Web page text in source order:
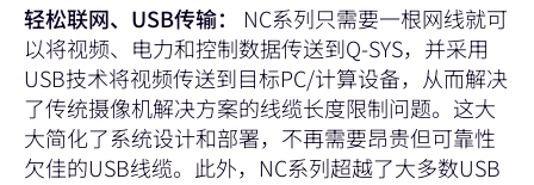
轻松联网、USB传输： NC系列只需要一根网线就可
以将视频、电力和控制数据传送到Q-SYS，并采用
USB技术将视频传送到目标PC/计算设备，从而解决
了传统摄像机解决方案的线缆长度限制问题。这大
大简化了系统设计和部署，不再需要昂贵但可靠性
欠佳的USB线缆。此外，NC系列超越了大多数USB